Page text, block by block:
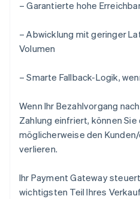
– Garantierte hohe
– Abwicklung mit geringer
Volumen
– Smarte Fallback-Logik,
Wenn Ihr Bezahlvorgang
Zahlung einfriert, können Sie
möglicherweise den
verlieren.
Ihr Payment Gateway
wichtigsten Teil Ihres